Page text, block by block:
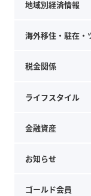
地域別経済情報
海外移住・駐在・
税金関係
ライフスタイル
金融資産
お知らせ
ゴールド会員